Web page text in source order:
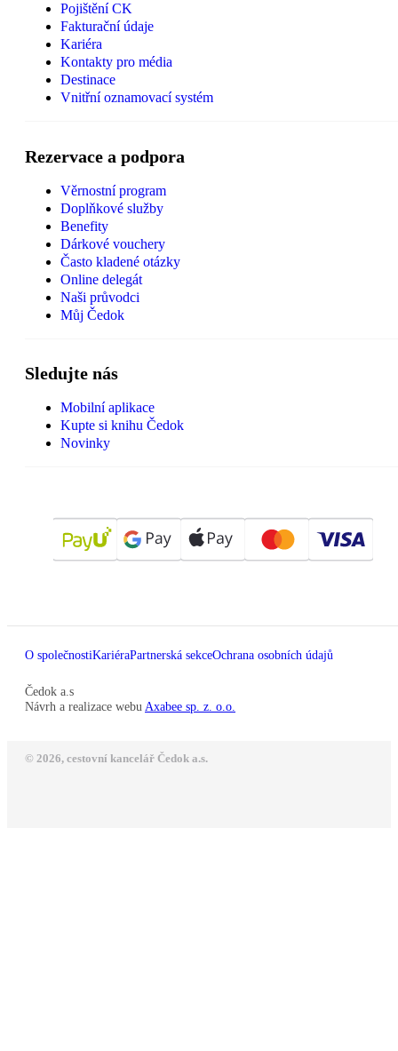
Pojištění CK
Fakturační údaje
Kariéra
Kontakty pro média
Destinace
Vnitřní oznamovací systém
Rezervace a podpora
Věrnostní program
Doplňkové služby
Benefity
Dárkové vouchery
Často kladené otázky
Online delegát
Naši průvodci
Můj Čedok
Sledujte nás
Mobilní aplikace
Kupte si knihu Čedok
Novinky
O společnostiKariéraPartnerská sekceOchrana osobních údajů
Čedok a.s
Návrh a realizace webu Axabee sp. z. o.o.
© 2026, cestovní kancelář Čedok a.s.